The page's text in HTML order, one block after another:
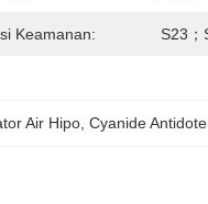
Keamanan: S23；
Air Hipo , Cyanide